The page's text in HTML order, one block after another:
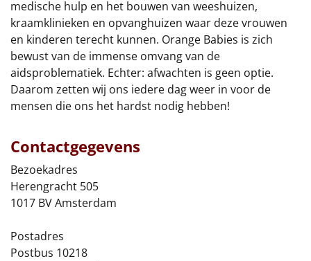
Origineel
Rituals
Luxe
Mannen
Vrouwen
Duurzaam
Leuke
Goedkope
medische hulp en het bouwen van weeshuizen,
kraamklinieken en opvanghuizen waar deze vrouwen
en kinderen terecht kunnen. Orange Babies is zich
bewust van de immense omvang van de
aidsproblematiek. Echter: afwachten is geen optie.
Daarom zetten wij ons iedere dag weer in voor de
mensen die ons het hardst nodig hebben!
Contactgegevens
Bezoekadres
Herengracht 505
1017 BV Amsterdam
Postadres
Postbus 10218